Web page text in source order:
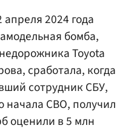
апреля 2024 года
бомба,
Toyota
сработала, когда
сотрудник СБУ,
начала СВО, получил
оценили в 5 млн